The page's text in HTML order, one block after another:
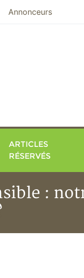
panier
Annonceurs
ARTICLES
RÉSERVÉS
:
: